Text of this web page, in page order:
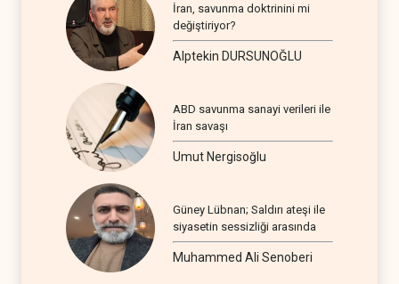
İran, savunma doktrinini mi
değiştiriyor?
Alptekin DURSUNOĞLU
ABD savunma sanayi verileri ile
İran savaşı
Umut Nergisoğlu
Güney Lübnan; Saldırı ateşi ile
siyasetin sessizliği arasında
Muhammed Ali Senoberi